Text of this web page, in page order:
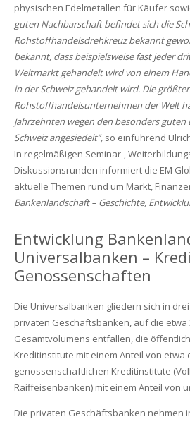
physischen Edelmetallen für Käufer
guten Nachbarschaft befindet sich die
Rohstoffhandelsdrehkreuz bekannt
bekannt, dass beispielsweise fast jeder
Weltmarkt gehandelt wird von einem
in der Schweiz gehandelt wird. Die
Rohstoffhandelsunternehmen der Welt
Jahrzehnten wegen den besonders guten
Schweiz angesiedelt“, so einführend
In regelmäßigen Seminar-,
Diskussionsrunden informiert die EM
aktuelle Themen rund um Markt,
Bankenlandschaft – Geschichte,
Entwicklung
Universalbanken –
Genossenschaften
Die Universalbanken gliedern sich in
privaten Geschäftsbanken, auf die etwa
Gesamtvolumens entfallen, die
Kreditinstitute mit einem Anteil von etwa
genossenschaftlichen Kreditinstitute
Raiffeisenbanken) mit einem Anteil von
Die privaten Geschäftsbanken nehmen